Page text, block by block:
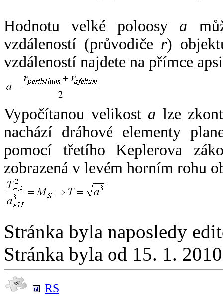
Hodnotu velké poloosy a
vzdáleností (průvodiče r)
vzdáleností najdete na přímce
Vypočítanou velikost a lze
nachází dráhové elementy
pomocí třetího Keplerova
zobrazená v levém horním rohu
Stránka byla naposledy
Stránka byla od 15. 1.
RS